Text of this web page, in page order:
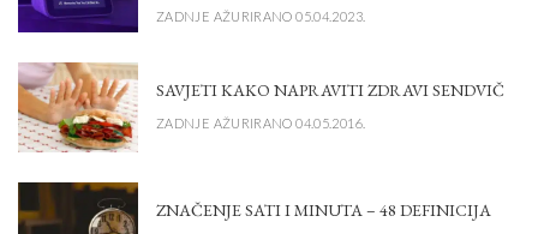
ZADNJE AŽURIRANO 05.04.2023.
SAVJETI KAKO NAPRAVITI ZDRAVI SENDVIČ
ZADNJE AŽURIRANO 04.05.2016.
ZNAČENJE SATI I MINUTA – 48 DEFINICIJA